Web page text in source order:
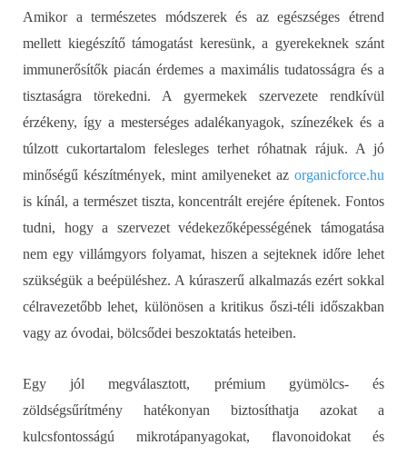
Amikor a természetes módszerek és az egészséges étrend
mellett kiegészítő támogatást keresünk, a gyerekeknek szánt
immunerősítők piacán érdemes a maximális tudatosságra és a
tisztaságra törekedni. A gyermekek szervezete rendkívül
érzékeny, így a mesterséges adalékanyagok, színezékek és a
túlzott cukortartalom felesleges terhet róhatnak rájuk. A jó
minőségű készítmények, mint amilyeneket az organicforce.hu
is kínál, a természet tiszta, koncentrált erejére építenek. Fontos
tudni, hogy a szervezet védekezőképességének támogatása
nem egy villámgyors folyamat, hiszen a sejteknek időre lehet
szükségük a beépüléshez. A kúraszerű alkalmazás ezért sokkal
célravezetőbb lehet, különösen a kritikus őszi-téli időszakban
vagy az óvodai, bölcsődei beszoktatás heteiben.
Egy jól megválasztott, prémium gyümölcs- és
zöldségsűrítmény hatékonyan biztosíthatja azokat a
kulcsfontosságú mikrotápanyagokat, flavonoidokat és